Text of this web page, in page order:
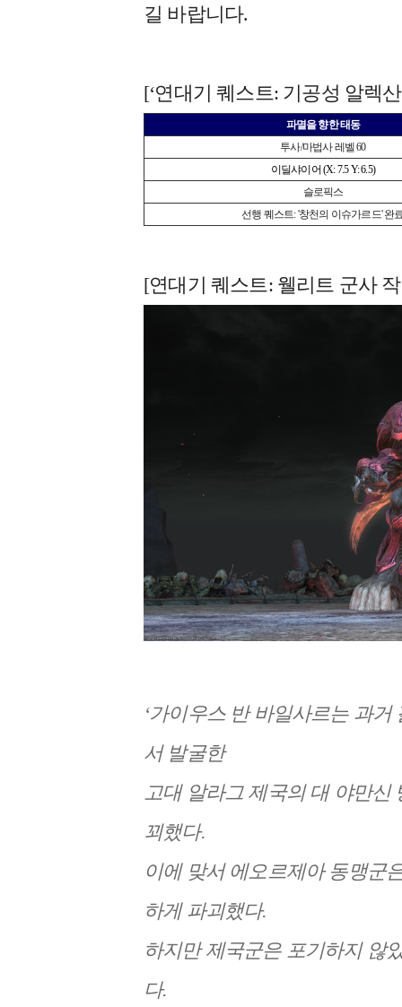
길 바랍니다.
[‘연대기 퀘스트: 기공성 알렉
파멸을 향한 태동
투사/마법사 레벨 60
이딜샤이어 (X: 7.5 Y: 6.5)
슬로픽스
선행 퀘스트: '창천의 이슈가르드' 완
[연대기 퀘스트: 웰리트 군사
‘가이우스 반 바일사르는 과거
서 발굴한
고대 알라그 제국의 대 야만신
꾀했다.
이에 맞서 에오르제아 동맹군
하게 파괴했다.
하지만 제국군은 포기하지 않
다.